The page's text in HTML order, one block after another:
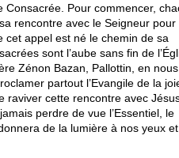
Pour commencer,
rencontre avec le Seigneur pour
appel est né le chemin de sa
sont l’aube sans fin de
Zénon Bazan, Pallottin, en nous
partout l’Evangile de la
raviver cette rencontre avec
perdre de vue l’Essentiel, le
de la lumière à nos yeux